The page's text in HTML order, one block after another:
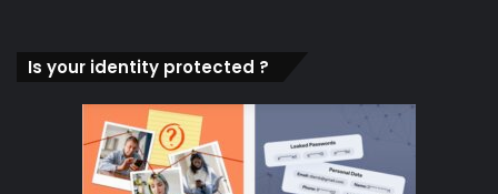
Is your identity protected ?